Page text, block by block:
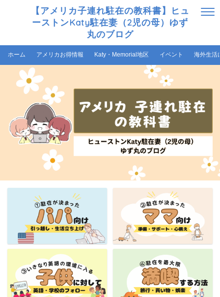
【アメリカ子連れ駐在の教科書】ヒュ
ーストンKaty駐在妻（2児の母）ゆず
丸のブログ
ホーム アメリカお得情報 Katy・Memorial地区 イベント 海外生活